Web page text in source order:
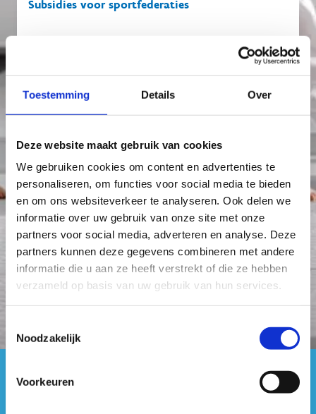
Toestemming Details Over
Deze website maakt gebruik van cookies
We gebruiken cookies om content en advertenties te
personaliseren, om functies voor social media te bieden
en om ons websiteverkeer te analyseren. Ook delen we
informatie over uw gebruik van onze site met onze
partners voor social media, adverteren en analyse. Deze
partners kunnen deze gegevens combineren met andere
informatie die u aan ze heeft verstrekt of die ze hebben
verzameld op basis van uw gebruik van hun services.
Noodzakelijk
Voorkeuren
Subsidies voor sportfederaties
Subsidiëring Vlaamse Gemeenschaps­commissie
en vzw De Rand
E-loket
#sportersbelevenmeer